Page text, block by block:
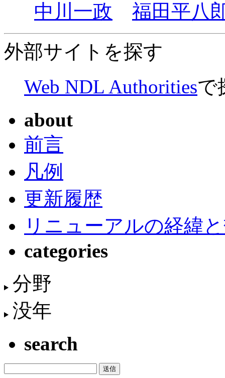
中川一政
福田平八
外部サイトを探す
Web NDL Authoritiesで
about
前言
凡例
更新履歴
リニューアルの経緯
categories
分野
没年
search